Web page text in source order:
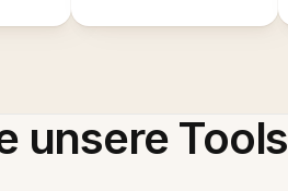
unsere Tools